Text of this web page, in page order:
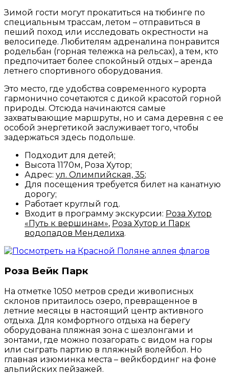
Зимой гости могут прокатиться на тюбинге по
специальным трассам, летом – отправиться в
пеший поход или исследовать окрестности на
велосипеде. Любителям адреналина понравится
родельбан (горная тележка на рельсах), а тем, кто
предпочитает более спокойный отдых – аренда
летнего спортивного оборудования.
Это место, где удобства современного курорта
гармонично сочетаются с дикой красотой горной
природы. Отсюда начинаются самые
захватывающие маршруты, но и сама деревня с ее
особой энергетикой заслуживает того, чтобы
задержаться здесь подольше.
Подходит для детей;
Высота 1170м, Роза Хутор;
Адрес: ул. Олимпийская, 35;
Для посещения требуется билет на канатную
дорогу;
Работает круглый год.
Входит в программу экскурсии: Роза Хутор
«Путь к вершинам», Роза Хутор и Парк
водопадов Менделиха.
Роза Вейк Парк
На отметке 1050 метров среди живописных
склонов притаилось озеро, превращенное в
летние месяцы в настоящий центр активного
отдыха. Для комфортного отдыха на берегу
оборудована пляжная зона с шезлонгами и
зонтами, где можно позагорать с видом на горы
или сыграть партию в пляжный волейбол. Но
главная изюминка места – вейкбординг на фоне
альпийских пейзажей.